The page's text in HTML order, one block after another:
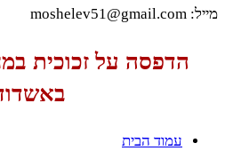
מייל: moshelev51@gmail.com
הדפסה על זכוכית
עמוד הבית